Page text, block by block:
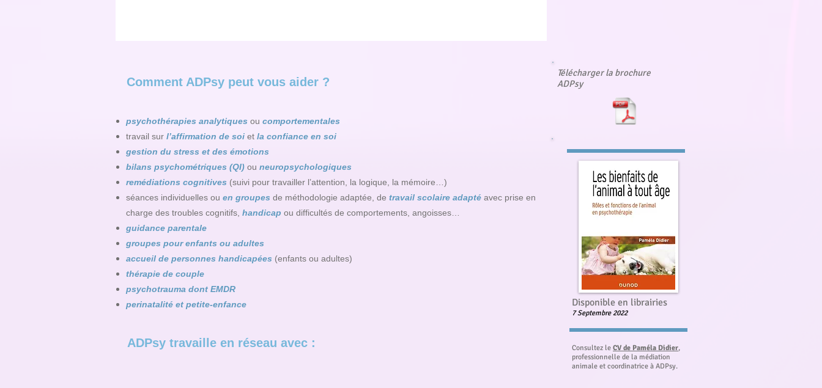
Comment ADPsy peut vous aider ?
psychothérapies analytiques ou comportementales
travail sur l’affirmation de soi et la confiance en soi
gestion du stress et des émotions
bilans psychométriques (QI) ou neuropsychologiques
remédiations cognitives (suivi pour travailler l’attention, la logique, la mémoire…)
séances individuelles ou en groupes de méthodologie adaptée, de travail scolaire adapté avec prise en
charge des troubles cognitifs, handicap ou difficultés de comportements, angoisses…
guidance parentale
groupes pour enfants ou adultes
accueil de personnes handicapées (enfants ou adultes)
thérapie de couple
psychotrauma dont EMDR
perinatalité et petite-enfance
ADPsy travaille en réseau avec :
Télécharger la brochure
ADPsy
Disponible en librairies
7 Septembre 2022
Consultez le CV de Paméla Didier,
professionnelle de la médiation
animale et coordinatrice à ADPsy.